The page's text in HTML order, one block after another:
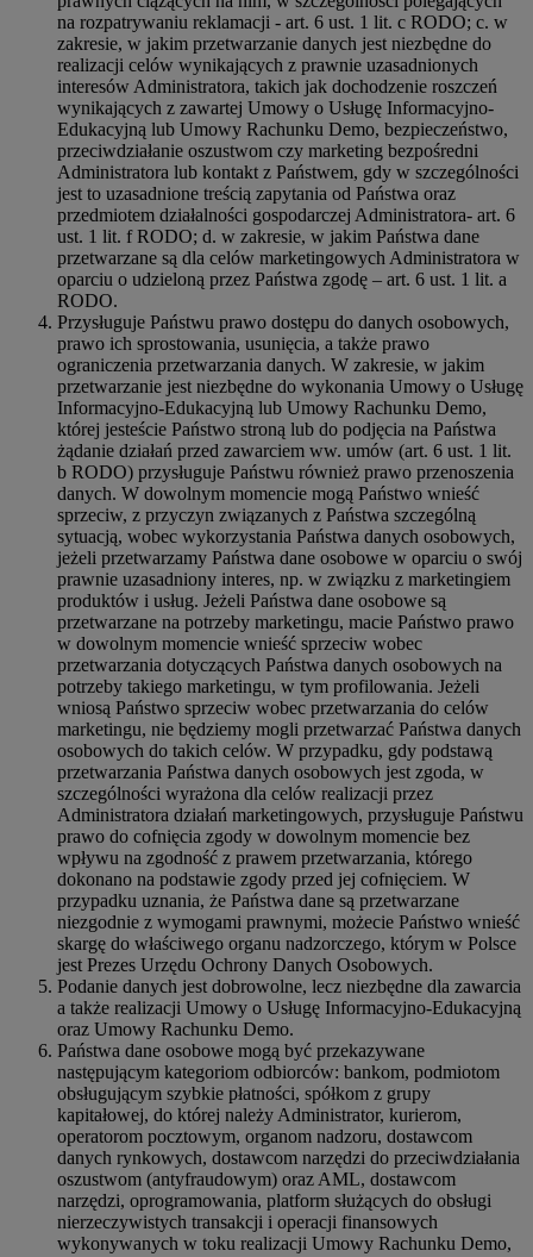
na rozpatrywaniu reklamacji - art. 6 ust. 1 lit. c RODO; c. w
zakresie, w jakim przetwarzanie danych jest niezbędne do
realizacji celów wynikających z prawnie uzasadnionych
interesów Administratora, takich jak dochodzenie roszczeń
wynikających z zawartej Umowy o Usługę Informacyjno-
Edukacyjną lub Umowy Rachunku Demo, bezpieczeństwo,
przeciwdziałanie oszustwom czy marketing bezpośredni
Administratora lub kontakt z Państwem, gdy w szczególności
jest to uzasadnione treścią zapytania od Państwa oraz
przedmiotem działalności gospodarczej Administratora- art. 6
ust. 1 lit. f RODO; d. w zakresie, w jakim Państwa dane
przetwarzane są dla celów marketingowych Administratora w
oparciu o udzieloną przez Państwa zgodę – art. 6 ust. 1 lit. a
RODO.
Przysługuje Państwu prawo dostępu do danych osobowych,
prawo ich sprostowania, usunięcia, a także prawo
ograniczenia przetwarzania danych. W zakresie, w jakim
przetwarzanie jest niezbędne do wykonania Umowy o Usługę
Informacyjno-Edukacyjną lub Umowy Rachunku Demo,
której jesteście Państwo stroną lub do podjęcia na Państwa
żądanie działań przed zawarciem ww. umów (art. 6 ust. 1 lit.
b RODO) przysługuje Państwu również prawo przenoszenia
danych. W dowolnym momencie mogą Państwo wnieść
sprzeciw, z przyczyn związanych z Państwa szczególną
sytuacją, wobec wykorzystania Państwa danych osobowych,
jeżeli przetwarzamy Państwa dane osobowe w oparciu o swój
prawnie uzasadniony interes, np. w związku z marketingiem
produktów i usług. Jeżeli Państwa dane osobowe są
przetwarzane na potrzeby marketingu, macie Państwo prawo
w dowolnym momencie wnieść sprzeciw wobec
przetwarzania dotyczących Państwa danych osobowych na
potrzeby takiego marketingu, w tym profilowania. Jeżeli
wniosą Państwo sprzeciw wobec przetwarzania do celów
marketingu, nie będziemy mogli przetwarzać Państwa danych
osobowych do takich celów. W przypadku, gdy podstawą
przetwarzania Państwa danych osobowych jest zgoda, w
szczególności wyrażona dla celów realizacji przez
Administratora działań marketingowych, przysługuje Państwu
prawo do cofnięcia zgody w dowolnym momencie bez
wpływu na zgodność z prawem przetwarzania, którego
dokonano na podstawie zgody przed jej cofnięciem. W
przypadku uznania, że Państwa dane są przetwarzane
niezgodnie z wymogami prawnymi, możecie Państwo wnieść
skargę do właściwego organu nadzorczego, którym w Polsce
jest Prezes Urzędu Ochrony Danych Osobowych.
Podanie danych jest dobrowolne, lecz niezbędne dla zawarcia
a także realizacji Umowy o Usługę Informacyjno-Edukacyjną
oraz Umowy Rachunku Demo.
Państwa dane osobowe mogą być przekazywane
następującym kategoriom odbiorców: bankom, podmiotom
obsługującym szybkie płatności, spółkom z grupy
kapitałowej, do której należy Administrator, kurierom,
operatorom pocztowym, organom nadzoru, dostawcom
danych rynkowych, dostawcom narzędzi do przeciwdziałania
oszustwom (antyfraudowym) oraz AML, dostawcom
narzędzi, oprogramowania, platform służących do obsługi
nierzeczywistych transakcji i operacji finansowych
wykonywanych w toku realizacji Umowy Rachunku Demo,